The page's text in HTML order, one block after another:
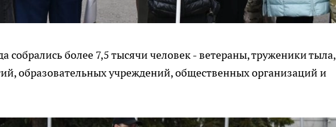
собрались более 7,5 тысячи человек - ветераны, труженики тыла,
образовательных учреждений, общественных организаций и